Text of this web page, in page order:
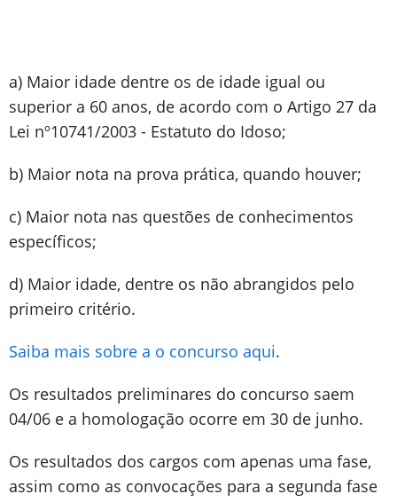
a) Maior idade dentre os de idade igual ou
superior a 60 anos, de acordo com o Artigo 27 da
Lei nº10741/2003 - Estatuto do Idoso;
b) Maior nota na prova prática, quando houver;
c) Maior nota nas questões de conhecimentos
específicos;
d) Maior idade, dentre os não abrangidos pelo
primeiro critério.
Saiba mais sobre a o concurso aqui.
Os resultados preliminares do concurso saem
04/06 e a homologação ocorre em 30 de junho.
Os resultados dos cargos com apenas uma fase,
assim como as convocações para a segunda fase